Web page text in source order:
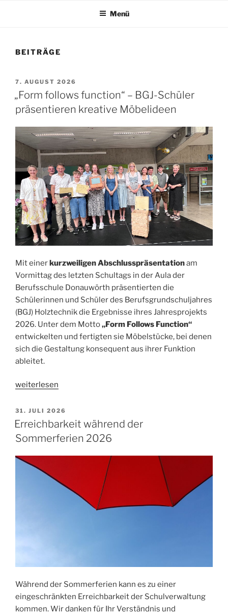
Menü
BEITRÄGE
VERÖFFENTLICHT
AM
7. AUGUST 2026
„Form follows function“ – BGJ-Schüler
präsentieren kreative Möbelideen
Mit einerkurzweiligen Abschlusspräsentationam
Vormittag des letzten Schultags in der Aula der
Berufsschule Donauwörth präsentierten die
Schülerinnen und Schüler des Berufsgrundschuljahres
(BGJ) Holztechnik die Ergebnisse ihres Jahresprojekts
2026. Unter dem Motto„Form Follows Function“
entwickelten und fertigten sie Möbelstücke, bei denen
sich die Gestaltung konsequent aus ihrer Funktion
ableitet.
„„Form
function“
–
BGJ-
Schüler
präsentieren
kreative
Möbelideen“
weiterlesen
VERÖFFENTLICHT
AM
31. JULI 2026
Erreichbarkeit während der
Sommerferien 2026
Während der Sommerferien kann es zu einer
eingeschränkten Erreichbarkeit der Schulverwaltung
kommen. Wir danken für Ihr Verständnis und